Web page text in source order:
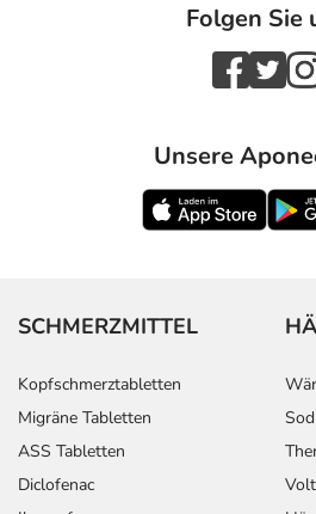
- Bindehautentzündung
- Überempfindlichkeitsreaktionen
- Hautausschlag
- Nesselausschlag
Hand und Fuß)
- Herzklopfen
- Pulsbeschleunigung
- Nierenfunktionsstörungen, wie:
- Anstieg der Nierenwerte
- Störungen des Salzhaushaltes,
Folgen Sie
Unsere
SCHMERZMITTEL
Kopfschmerztabletten
Migräne Tabletten
ASS Tabletten
Diclofenac